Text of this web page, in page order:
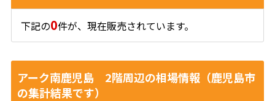
下記の0件が、現在販売されています。
アーク南鹿児島 2階周辺の相場情報（鹿児島市
の集計結果です）